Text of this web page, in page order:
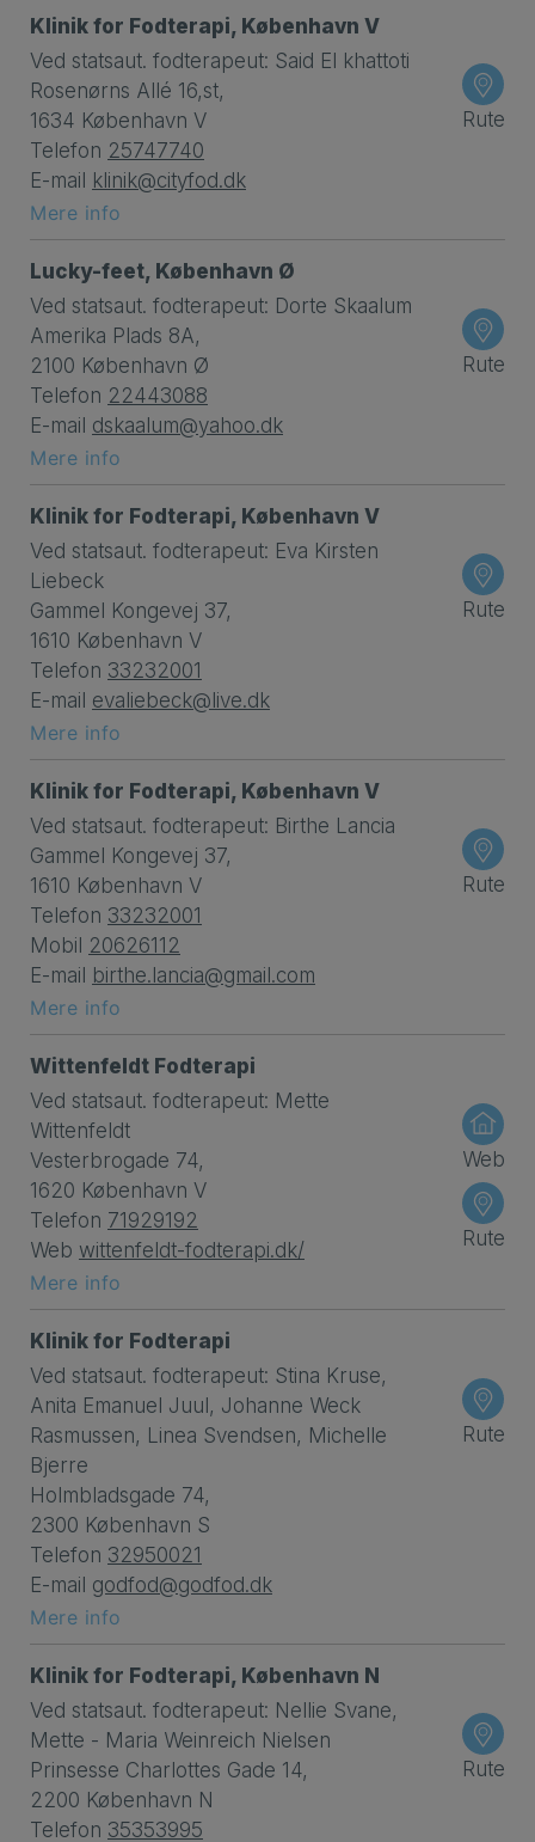
Klinik for Fodterapi, København V
Ved statsaut. fodterapeut: Said El khattoti
Rosenørns Allé 16,st,
1634 København V
Telefon 25747740
E-mail
klinik@cityfod.dk
Mere info
Rute
Lucky-feet, København Ø
Ved statsaut. fodterapeut: Dorte Skaalum
Amerika Plads 8A,
2100 København Ø
Telefon 22443088
E-mail dskaalum@yahoo.dk
Mere info
Rute
Klinik for Fodterapi, København V
Ved statsaut. fodterapeut: Eva Kirsten
Liebeck
Gammel Kongevej 37,
1610 København V
Telefon 33232001
E-mail evaliebeck@live.dk
Mere info
Rute
Klinik for Fodterapi, København V
Ved statsaut. fodterapeut: Birthe Lancia
Gammel Kongevej 37,
1610 København V
Telefon 33232001
Mobil 20626112
E-mail
birthe.lancia@gmail.com
Mere info
Rute
Wittenfeldt Fodterapi
Ved statsaut. fodterapeut: Mette
Wittenfeldt
Vesterbrogade 74,
1620 København V
Telefon 71929192
Web wittenfeldt-fodterapi.dk/
Mere info
Web
Rute
Klinik for Fodterapi
Ved statsaut. fodterapeut: Stina Kruse,
Anita Emanuel Juul, Johanne Weck
Rasmussen, Linea Svendsen, Michelle
Bjerre
Holmbladsgade 74,
2300 København S
Telefon 32950021
E-mail godfod@godfod.dk
Mere info
Rute
Klinik for Fodterapi, København N
Ved statsaut. fodterapeut: Nellie Svane,
Mette - Maria Weinreich Nielsen
Prinsesse Charlottes Gade 14,
2200 København N
Telefon 35353995
Rute